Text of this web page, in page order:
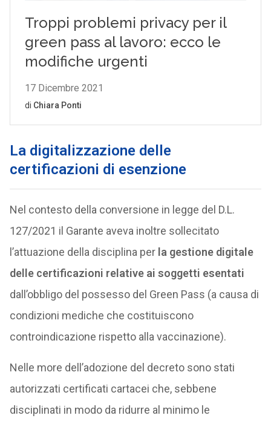
La digitalizzazione delle
certificazioni di esenzione
Nel contesto della conversione in legge del D.L.
127/2021 il Garante aveva inoltre sollecitato
l’attuazione della disciplina per la gestione digitale
delle certificazioni relative ai soggetti esentati
dall’obbligo del possesso del Green Pass (a causa di
condizioni mediche che costituiscono
controindicazione rispetto alla vaccinazione).
Nelle more dell’adozione del decreto sono stati
autorizzati certificati cartacei che, sebbene
disciplinati in modo da ridurre al minimo le